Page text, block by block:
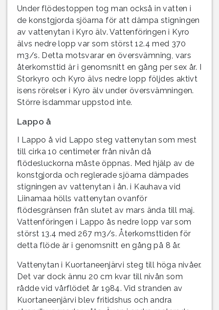
Under flödestoppen tog man också in vatten i
de konstgjorda sjöarna för att dämpa stigningen
av vattenytan i Kyro älv. Vattenföringen i Kyro
älvs nedre lopp var som störst 12.4 med 370
m3/s. Detta motsvarar en översvämning, vars
återkomsttid är i genomsnitt en gång per sex år. I
Storkyro och Kyro älvs nedre lopp följdes aktivt
isens rörelser i Kyro älv under översvämningen.
Större isdammar uppstod inte.
Lappo å
I Lappo å vid Lappo steg vattenytan som mest
till cirka 10 centimeter från nivån då
flödesluckorna måste öppnas. Med hjälp av de
konstgjorda och reglerade sjöarna dämpades
stigningen av vattenytan i ån. i Kauhava vid
Liinamaa hölls vattenytan ovanför
flödesgränsen från slutet av mars ända till maj.
Vattenföringen i Lappo ås nedre lopp var som
störst 13.4 med 267 m3/s. Återkomsttiden för
detta flöde är i genomsnitt en gång på 8 år.
Vattenytan i Kuortaneenjärvi steg till höga nivåer.
Det var dock ännu 20 cm kvar till nivån som
rådde vid vårflödet år 1984. Vid stranden av
Kuortaneenjärvi blev fritidshus och andra